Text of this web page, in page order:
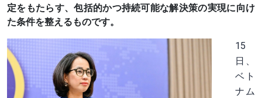
定をもたらす、包括的かつ持続可能な解決策の実現に向け
た条件を整えるものです。
15
日、
ベト
ナム